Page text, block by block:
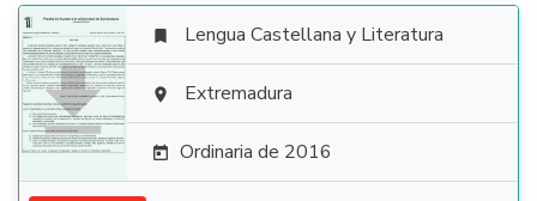

 Lengua Castellana y Literatura
 Extremadura
 Ordinaria de 2016